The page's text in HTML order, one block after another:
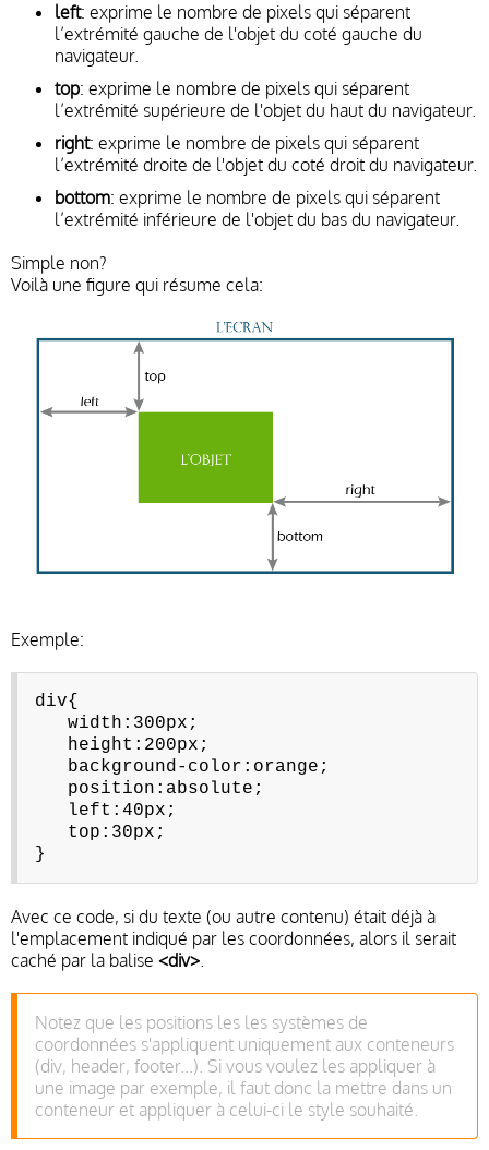
left: exprime le nombre de pixels qui séparent
l’extrémité gauche de l'objet du coté gauche du
navigateur.
top: exprime le nombre de pixels qui séparent
l’extrémité supérieure de l'objet du haut du navigateur.
right: exprime le nombre de pixels qui séparent
l’extrémité droite de l'objet du coté droit du navigateur.
bottom: exprime le nombre de pixels qui séparent
l’extrémité inférieure de l'objet du bas du navigateur.
Simple non?
Voilà une figure qui résume cela:
Exemple:
div{
width:300px;
height:200px;
background-color:orange;
position:absolute;
left:40px;
top:30px;
}
Avec ce code, si du texte (ou autre contenu) était déjà à
l'emplacement indiqué par les coordonnées, alors il serait
caché par la balise <div>.
Notez que les positions les les systèmes de
coordonnées s'appliquent uniquement aux conteneurs
(div, header, footer...). Si vous voulez les appliquer à
une image par exemple, il faut donc la mettre dans un
conteneur et appliquer à celui-ci le style souhaité.